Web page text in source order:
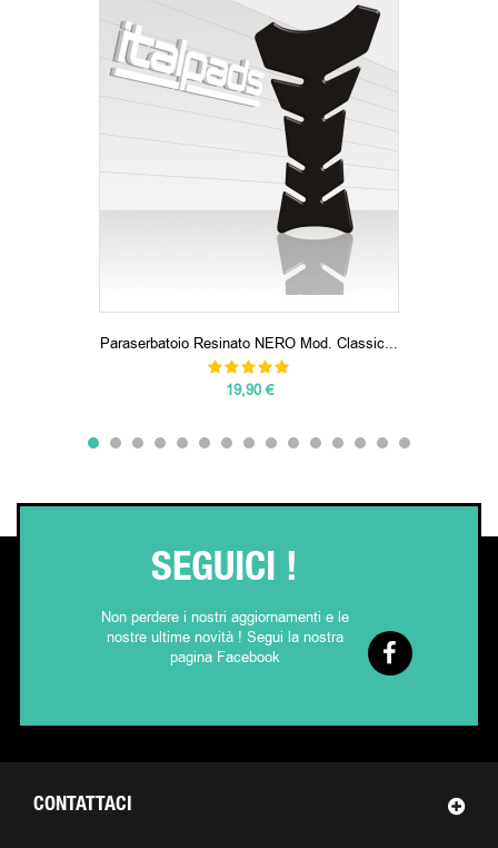
Paraserbatoio Resinato NERO Mod. Classic...
19,90 €
SEGUICI !
Non perdere i nostri aggiornamenti e le
nostre ultime novità ! Segui la nostra
pagina Facebook
CONTATTACI